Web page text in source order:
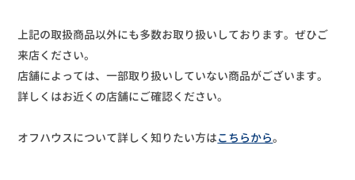
上記の取扱商品以外にも多数お取り扱いしております。ぜひご
来店ください。
店舗によっては、一部取り扱いしていない商品がございます。
詳しくはお近くの店舗にご確認ください。
オフハウスについて詳しく知りたい方はこちらから。